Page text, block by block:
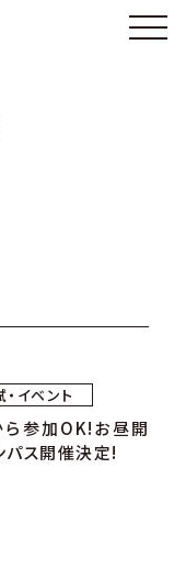
イベント
ら参加OK!お昼開
パス開催決定!